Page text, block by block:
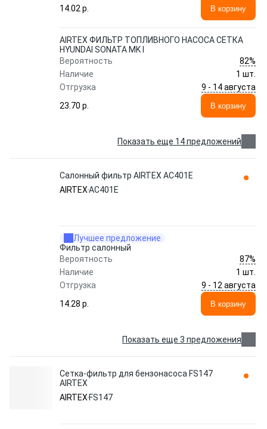
14.02 p.
В корзину
AIRTEX ФИЛЬТР ТОПЛИВНОГО НАСОСА СЕТКА
HYUNDAI SONATA MK I
Вероятность
82%
Наличие
1 шт.
Отгрузка
9 - 14 августа
23.70 p.
В корзину
Показать еще 14 предложений
Салонный фильтр AIRTEX AC401E
AIRTEXAC401E
Лучшее предложение
Фильтр салонный
Вероятность
87%
Наличие
1 шт.
Отгрузка
9 - 12 августа
14.28 p.
В корзину
Показать еще 3 предложения
Сетка-фильтр для бензонасоса FS147
AIRTEX
AIRTEX FS147